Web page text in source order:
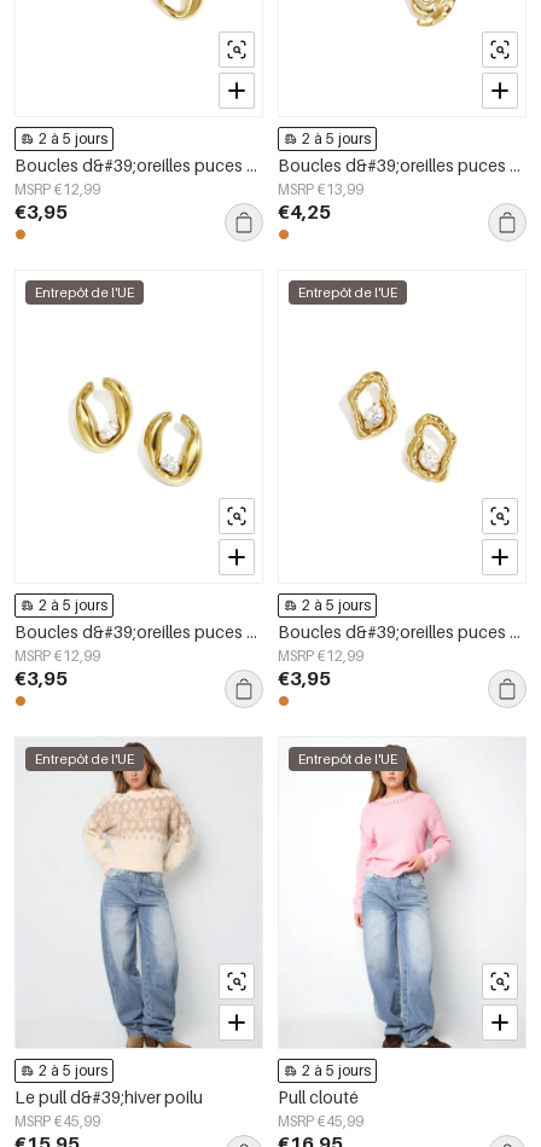
2 à 5 jours
Boucles d&#39;oreilles puces en acier inoxydable, forme irrégulière, collection Simple Daily Simple, bijoux pour femmes
MSRP €12,99
€3,95
2 à 5 jours
Boucles d&#39;oreilles puces en acier inoxydable, forme irrégulière, collection Simple Daily Simple, bijoux pour femmes
MSRP €13,99
€4,25
Entrepôt de l'UE
2 à 5 jours
Boucles d&#39;oreilles puces en acier inoxydable, forme irrégulière, collection Simple Daily Simple, bijoux pour femmes
MSRP €12,99
€3,95
Entrepôt de l'UE
2 à 5 jours
Boucles d&#39;oreilles puces en acier inoxydable, forme géométrique, collection simple pour le quotidien, bijoux pour femmes
MSRP €12,99
€3,95
Entrepôt de l'UE
2 à 5 jours
Le pull d&#39;hiver poilu
MSRP €45,99
Entrepôt de l'UE
2 à 5 jours
Pull clouté
MSRP €45,99